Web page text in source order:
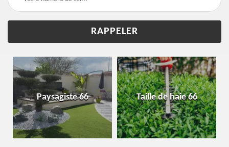
Paysagiste 66 Taille de haie 66